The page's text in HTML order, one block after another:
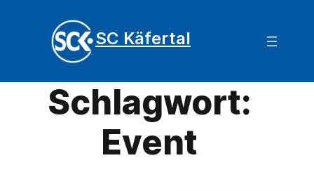
SC Käfertal
Schlagwort:
Event